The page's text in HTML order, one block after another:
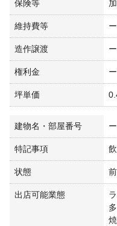
保険等
維持費等 ー
造作譲渡 ー
権利金 ー
坪単価
建物名・部屋番号 ー
特記事項
状態
出店可能業態